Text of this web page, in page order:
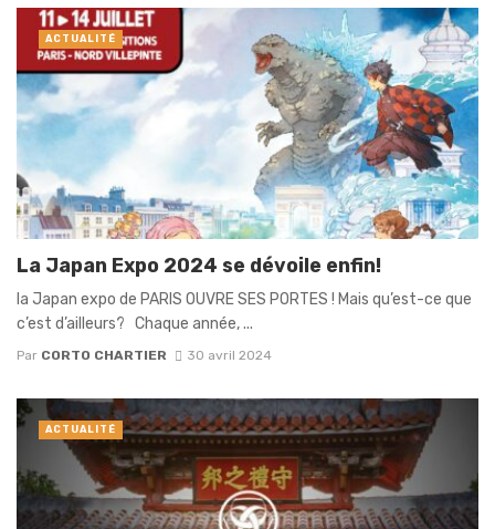
La Japan Expo 2024 se dévoile enfin!
la Japan expo de PARIS OUVRE SES PORTES ! Mais qu’est-ce que
c’est d’ailleurs? Chaque année, ...
Par CORTO CHARTIER 30 avril 2024
ACTUALITÉ
ACTUALITÉ